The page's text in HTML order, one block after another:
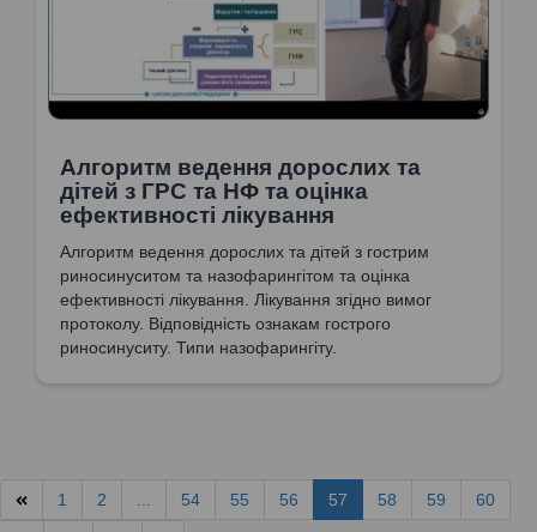
Алгоритм ведення дорослих та
дітей з ГРС та НФ та оцінка
ефективності лікування
Алгоритм ведення дорослих та дітей з гострим
риносинуситом та назофарингітом та оцінка
ефективності лікування. Лікування згідно вимог
протоколу. Відповідність ознакам гострого
риносинуситу. Типи назофарингіту.
1 2 54 55 56 57 58 59 60